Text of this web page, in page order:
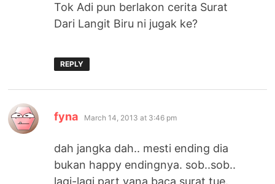
Tok Adi pun berlakon cerita Surat
Dari Langit Biru ni jugak ke?
REPLY
fyna says:
March 14, 2013 at 3:46 pm
dah jangka dah.. mesti ending dia
bukan happy endingnya. sob..sob..
lagi-lagi part yana baca surat tue.